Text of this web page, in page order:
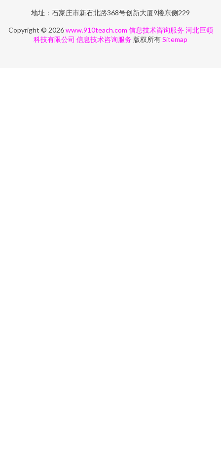
地址：石家庄市新石北路368号创新大厦9楼东侧229
Copyright © 2026www.910teach.com 信息技术咨询服务 河北巨领
科技有限公司 信息技术咨询服务 版权所有Sitemap